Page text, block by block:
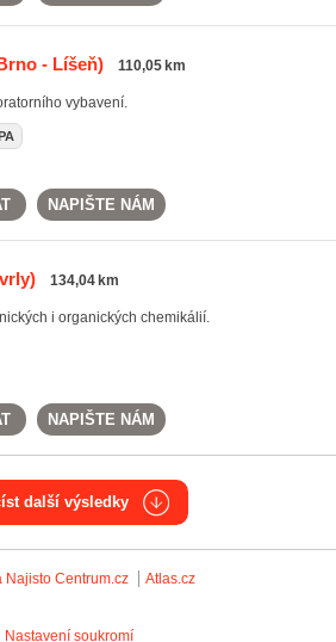
- Líšeň) 110,05 km
vybavení.
NAPIŠTE NÁM
134,04 km
i organických chemikálií.
NAPIŠTE NÁM
další výsledky
Najisto Centrum.cz Atlas.cz
Nastavení soukromí